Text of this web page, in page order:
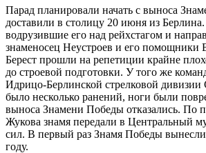
Парад планировали начать с выноса
доставили в столицу 20 июня из
водрузившие его над рейхстагом и
знаменосец Неустроев и его помощники
Берест прошли на репетиции крайне
до строевой подготовки. У того же
Идрицо-Берлинской стрелковой дивизии
было несколько ранений, ноги были
выноса Знамени Победы отказались. По
Жукова знамя передали в Центральный
сил. В первый раз Знамя Победы
году.